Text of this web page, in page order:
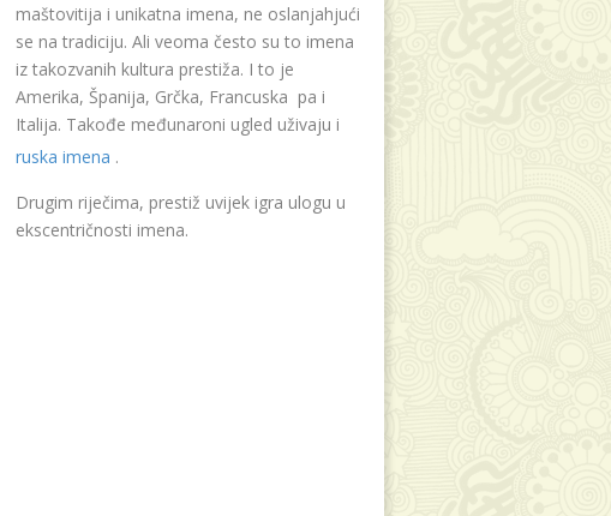
maštovitija i unikatna imena, ne oslanjahjući
se na tradiciju. Ali veoma često su to imena
iz takozvanih kultura prestiža. I to je
Amerika, Španija, Grčka, Francuska pa i
Italija. Takođe međunaroni ugled uživaju i
ruska imena .
Drugim riječima, prestiž uvijek igra ulogu u
ekscentričnosti imena.